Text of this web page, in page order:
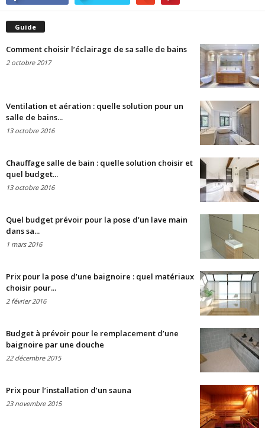
Guide
Comment choisir l’éclairage de sa salle de bains
2 octobre 2017
Ventilation et aération : quelle solution pour un
salle de bains...
13 octobre 2016
Chauffage salle de bain : quelle solution choisir et
quel budget...
13 octobre 2016
Quel budget prévoir pour la pose d’un lave main
dans sa...
1 mars 2016
Prix pour la pose d’une baignoire : quel matériaux
choisir pour...
2 février 2016
Budget à prévoir pour le remplacement d’une
baignoire par une douche
22 décembre 2015
Prix pour l’installation d’un sauna
23 novembre 2015